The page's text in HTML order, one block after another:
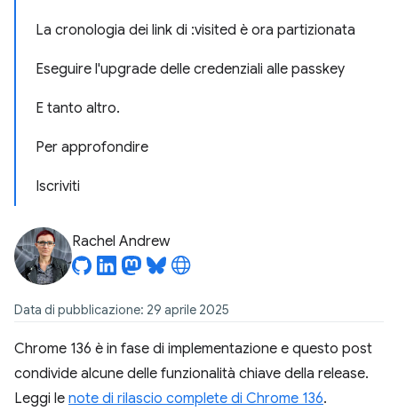
La cronologia dei link di :visited è ora partizionata
Eseguire l'upgrade delle credenziali alle passkey
E tanto altro.
Per approfondire
Iscriviti
Rachel Andrew
Data di pubblicazione: 29 aprile 2025
Chrome 136 è in fase di implementazione e questo post
condivide alcune delle funzionalità chiave della release.
Leggi le note di rilascio complete di Chrome 136.